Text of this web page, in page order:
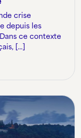
crise
depuis les
ce contexte
[…]